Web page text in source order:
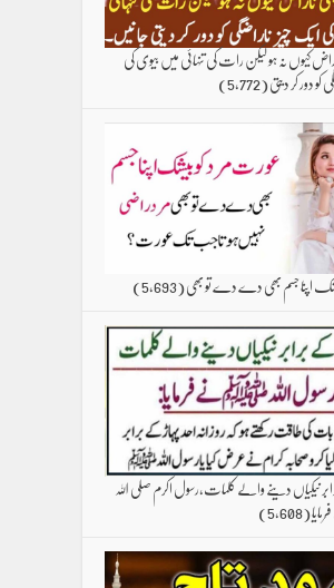
کیوں نہ ہو لیکن رات کی تنہائی میں بیوی کی
دور کر دیتی(5,772)
اپنا جسم بھی دے دے تو بھی(5,693)
نیکیاں دینے والے کلمات،رسول اکرم صلی اللہ
(5,608)